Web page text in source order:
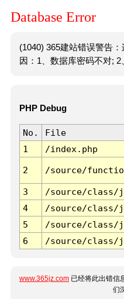
Database Error
(1040) 365建站错误警告
因：1、数据库密码不对; 2
PHP Debug
No. File
1
/index.php
2 /source/
3 /source/class/
4
/source/class/
5
/source/class/
6
/source/class/
www.365jz.com 已经将此出错信
们